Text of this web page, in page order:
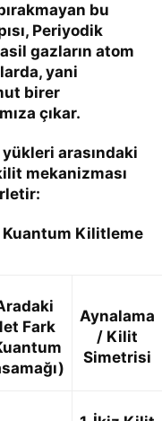
bu
Periyodik
gazların atom
yani
birer
çıkar.
arasındaki
mekanizması
Kuantum Kilitleme
Fark
Aynalama
/ Kilit
Simetrisi